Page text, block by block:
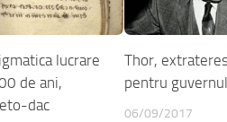
lucrare
de ani,
dac
Thor,
pentru
06/09/2017